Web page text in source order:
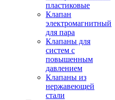
пластиковые
Клапан
электромагнитный
для пара
Клапаны для
систем с
повышенным
давлением
Клапаны из
нержавеющей
стали